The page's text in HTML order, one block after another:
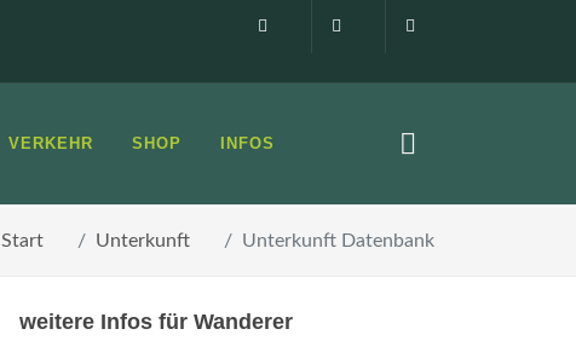
Impressum0160 99873408
VERKEHR SHOP INFOS
Start Unterkunft Unterkunft Datenbank
weitere Infos für Wanderer